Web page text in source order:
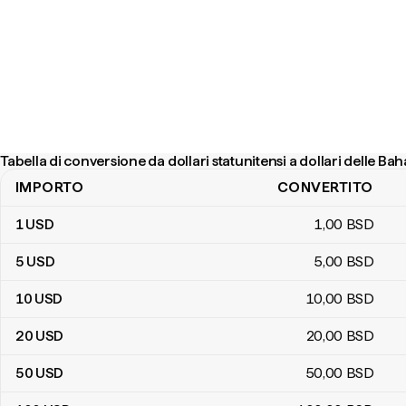
Tabella di conversione da dollari statunitensi a dollari delle
Tabella di conversione da dollari statunitensi a dollari delle
IMPORTO CONVERTITO
1USD 1,00 BSD
5 USD 5,00 BSD
10 USD 10,00 BSD
20 USD 20,00 BSD
50 USD 50,00 BSD